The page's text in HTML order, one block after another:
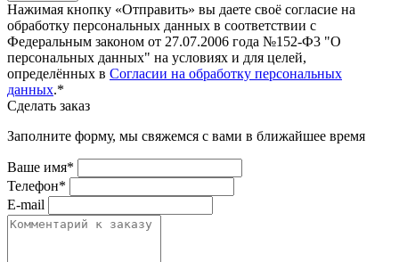
Нажимая кнопку «Отправить» вы даете своё согласие на
обработку персональных данных в соответствии с
Федеральным законом от 27.07.2006 года №152-Ф3 "О
персональных данных" на условиях и для целей,
определённых в Согласии на обработку персональных
данных.*
Сделать заказ
Заполните форму, мы свяжемся с вами в ближайшее время
Ваше имя*
Телефон*
E-mail